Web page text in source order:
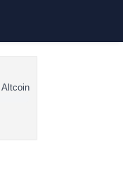
Altcoin